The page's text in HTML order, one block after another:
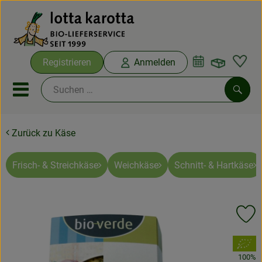
Registrieren Anmelden
Mobiles Menu öffnen oder
Ökokisten
Bio-Kochboxen
Ökokisten
Saisonthemen
Zurück zu Käse
Frisch- & Streichkäse Weichkäse Schnitt- & Hartkäse
, Verband:
100%